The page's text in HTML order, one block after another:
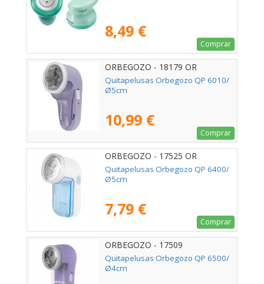
8,49 €
Comprar
ORBEGOZO - 18179 OR
Quitapelusas Orbegozo QP 6010/
Ø5cm
10,99 €
Comprar
ORBEGOZO - 17525 OR
Quitapelusas Orbegozo QP 6400/
Ø5cm
7,79 €
Comprar
ORBEGOZO - 17509
Quitapelusas Orbegozo QP 6500/
Ø4cm